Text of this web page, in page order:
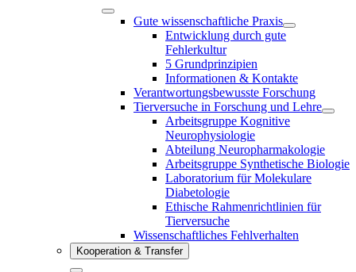
Gute wissenschaftliche Praxis
Entwicklung durch gute
Fehlerkultur
5 Grundprinzipien
Informationen & Kontakte
Verantwortungsbewusste Forschung
Tierversuche in Forschung und Lehre
Arbeitsgruppe Kognitive
Neurophysiologie
Abteilung Neuropharmakologie
Arbeitsgruppe Synthetische Biologie
Laboratorium für Molekulare
Diabetologie
Ethische Rahmenrichtlinien für
Tierversuche
Wissenschaftliches Fehlverhalten
Kooperation & Transfer